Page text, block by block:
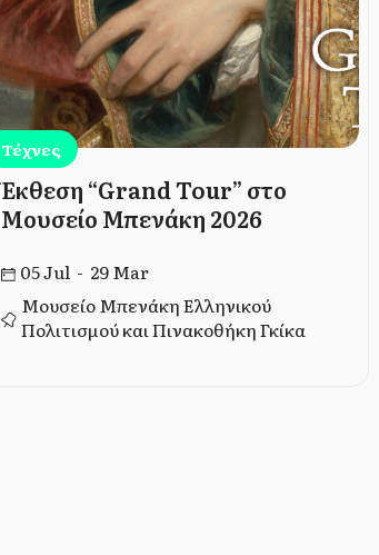
Τέχνες
Έκθεση “Grand Tour” στο
Μουσείο Μπενάκη 2026
05 Jul - 29 Mar
Μουσείο Μπενάκη Ελληνικού
Πολιτισμού και Πινακοθήκη Γκίκα